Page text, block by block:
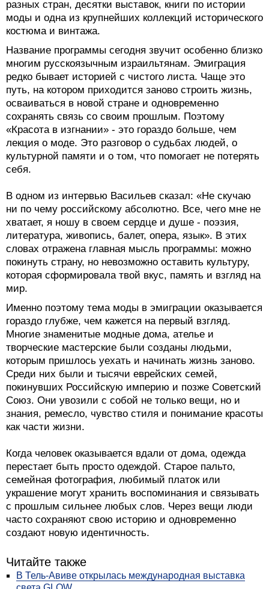
разных стран, десятки выставок, книги по истории
моды и одна из крупнейших коллекций исторического
костюма и винтажа.
Название программы сегодня звучит особенно близко
многим русскоязычным израильтянам. Эмиграция
редко бывает историей с чистого листа. Чаще это
путь, на котором приходится заново строить жизнь,
осваиваться в новой стране и одновременно
сохранять связь со своим прошлым. Поэтому
«Красота в изгнании» - это гораздо больше, чем
лекция о моде. Это разговор о судьбах людей, о
культурной памяти и о том, что помогает не потерять
себя.
В одном из интервью Васильев сказал: «Не скучаю
ни по чему российскому абсолютно. Все, чего мне не
хватает, я ношу в своем сердце и душе - поэзия,
литература, живопись, балет, опера, язык». В этих
словах отражена главная мысль программы: можно
покинуть страну, но невозможно оставить культуру,
которая сформировала твой вкус, память и взгляд на
мир.
Именно поэтому тема моды в эмиграции оказывается
гораздо глубже, чем кажется на первый взгляд.
Многие знаменитые модные дома, ателье и
творческие мастерские были созданы людьми,
которым пришлось уехать и начинать жизнь заново.
Среди них были и тысячи еврейских семей,
покинувших Российскую империю и позже Советский
Союз. Они увозили с собой не только вещи, но и
знания, ремесло, чувство стиля и понимание красоты
как части жизни.
Когда человек оказывается вдали от дома, одежда
перестает быть просто одеждой. Старое пальто,
семейная фотография, любимый платок или
украшение могут хранить воспоминания и связывать
с прошлым сильнее любых слов. Через вещи люди
часто сохраняют свою историю и одновременно
создают новую идентичность.
Читайте также
В Тель-Авиве открылась международная выставка